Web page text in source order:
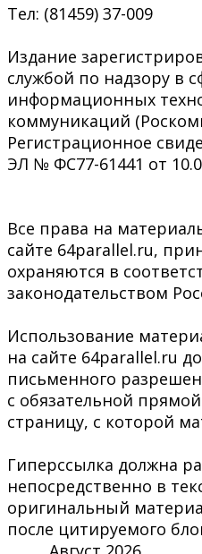
Тел: (81459) 37-009
Издание
службой по надзору в
информационных
коммуникаций
Регистрационное
ЭЛ № ФС77-61441 от
Все права на
сайте 64parallel.ru,
охраняются в
законодательством
Использование
на сайте 64parallel.ru
письменного
с обязательной
страницу, с которой
Гиперссылка должна
непосредственно в
оригинальный
после цитируемого